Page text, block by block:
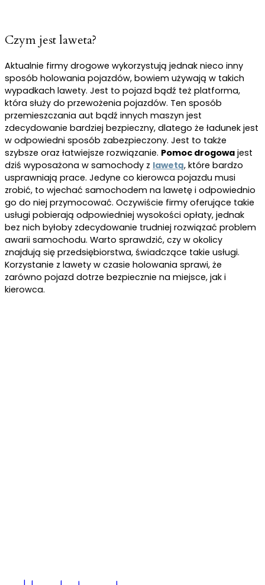
Czym jest laweta?
Aktualnie firmy drogowe wykorzystują jednak nieco inny
sposób holowania pojazdów, bowiem używają w takich
wypadkach lawety. Jest to pojazd bądź też platforma,
która służy do przewożenia pojazdów. Ten sposób
przemieszczania aut bądź innych maszyn jest
zdecydowanie bardziej bezpieczny, dlatego że ładunek jest
w odpowiedni sposób zabezpieczony. Jest to także
szybsze oraz łatwiejsze rozwiązanie. Pomoc drogowa jest
dziś wyposażona w samochody z lawetą, które bardzo
usprawniają prace. Jedyne co kierowca pojazdu musi
zrobić, to wjechać samochodem na lawetę i odpowiednio
go do niej przymocować. Oczywiście firmy oferujące takie
usługi pobierają odpowiedniej wysokości opłaty, jednak
bez nich byłoby zdecydowanie trudniej rozwiązać problem
awarii samochodu. Warto sprawdzić, czy w okolicy
znajdują się przedsiębiorstwa, świadczące takie usługi.
Korzystanie z lawety w czasie holowania sprawi, że
zarówno pojazd dotrze bezpiecznie na miejsce, jak i
kierowca.